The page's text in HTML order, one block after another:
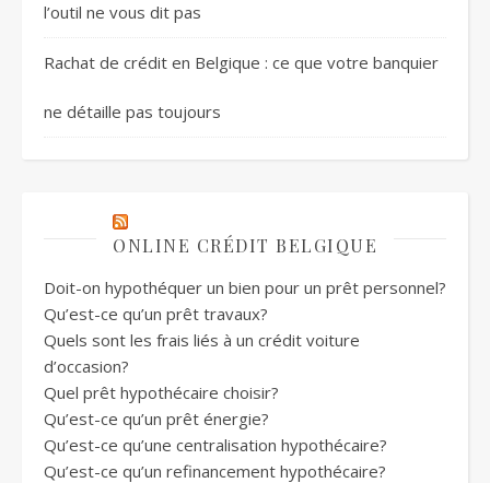
l’outil ne vous dit pas
Rachat de crédit en Belgique : ce que votre banquier
ne détaille pas toujours
ONLINE CRÉDIT BELGIQUE
Doit-on hypothéquer un bien pour un prêt personnel?
Qu’est-ce qu’un prêt travaux?
Quels sont les frais liés à un crédit voiture
d’occasion?
Quel prêt hypothécaire choisir?
Qu’est-ce qu’un prêt énergie?
Qu’est-ce qu’une centralisation hypothécaire?
Qu’est-ce qu’un refinancement hypothécaire?